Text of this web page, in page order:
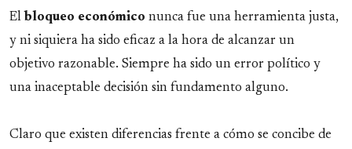
El bloqueo económico nunca fue una herramienta justa,
y ni siquiera ha sido eficaz a la hora de alcanzar un
objetivo razonable. Siempre ha sido un error político y
una inaceptable decisión sin fundamento alguno.
Claro que existen diferencias frente a cómo se concibe de